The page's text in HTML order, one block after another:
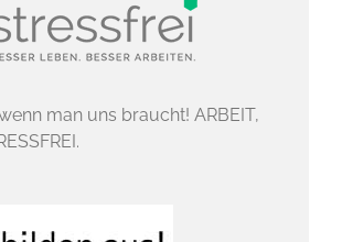
man uns braucht! ARBEIT,